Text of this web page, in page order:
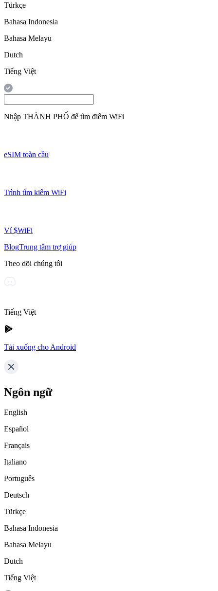
Türkçe
Bahasa Indonesia
Bahasa Melayu
Dutch
Tiếng Việt
Nhập THÀNH PHỐ để tìm điểm WiFi
eSIM toàn cầu
Trình tìm kiếm WiFi
Ví $WiFi
BlogTrung tâm trợ giúp
Theo dõi chúng tôi
Tiếng Việt
Tải xuống cho Android
Ngôn ngữ
English
Español
Français
Italiano
Português
Deutsch
Türkçe
Bahasa Indonesia
Bahasa Melayu
Dutch
Tiếng Việt